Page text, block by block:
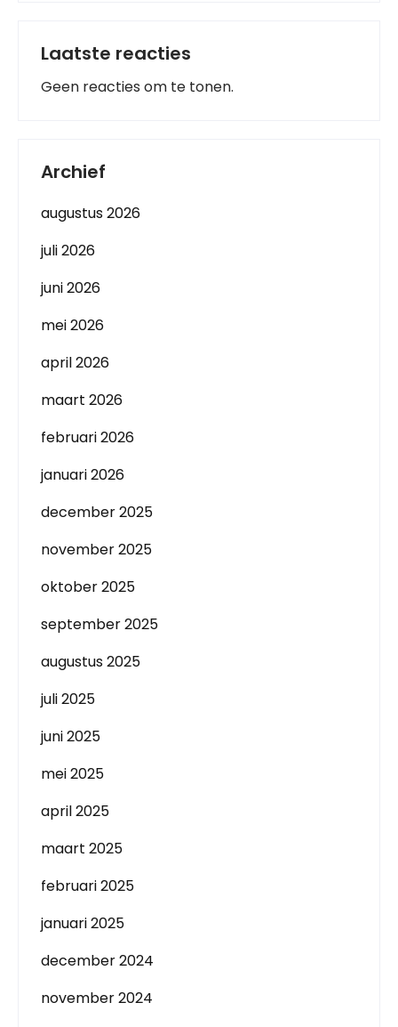
Laatste reacties
Geen reacties om te tonen.
Archief
augustus 2026
juli 2026
juni 2026
mei 2026
april 2026
maart 2026
februari 2026
januari 2026
december 2025
november 2025
oktober 2025
september 2025
augustus 2025
juli 2025
juni 2025
mei 2025
april 2025
maart 2025
februari 2025
januari 2025
december 2024
november 2024